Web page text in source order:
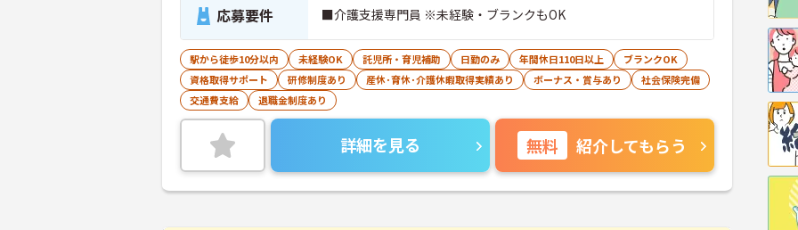
応募要件 ■介護支援専門員 ※未経験・ブランクもOK
駅から徒歩10分以内 未経験OK 託児所・育児補助 日勤のみ 年間休日110日以上
ブランクOK
資格取得サポート
研修制度あり 産休･育休･介護休暇取得実績あり ボーナス・賞与あり
社会保険完備
交通費支給
退職金制度あり
詳細を見る 無料 紹介してもらう